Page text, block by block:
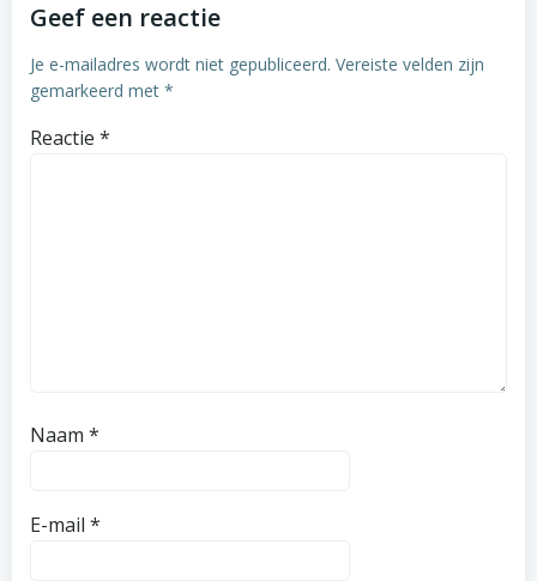
Geef een reactie
Je e-mailadres wordt niet gepubliceerd. Vereiste velden zijn
gemarkeerd met *
Reactie *
Naam *
E-mail *